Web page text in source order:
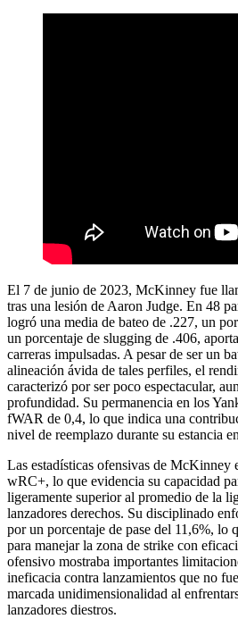
El 7 de junio de 2023, McKinney fue
tras una lesión de Aaron Judge. En 48
logró una media de bateo de .227, un
un porcentaje de slugging de .406,
carreras impulsadas. A pesar de ser un
alineación ávida de tales perfiles, el
caracterizó por ser poco espectacular,
profundidad. Su permanencia en los
fWAR de 0,4, lo que indica una
nivel de reemplazo durante su estancia
Las estadísticas ofensivas de McKinney
wRC+, lo que evidencia su capacidad
ligeramente superior al promedio de la
lanzadores derechos. Su disciplinado
por un porcentaje de pase del 11,6%, lo
para manejar la zona de strike con
ofensivo mostraba importantes
ineficacia contra lanzamientos que no
marcada unidimensionalidad al
lanzadores diestros.